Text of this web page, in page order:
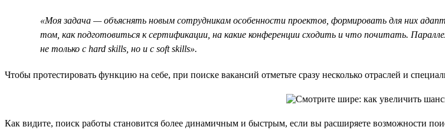
«Моя задача — объяснять новым сотрудникам особенности проектов, формировать для них
том, как подготовиться к сертификации, на какие конференции сходить и что почитать.
не только с hard skills, но и с soft skills».
Чтобы протестировать функцию на себе, при поиске вакансий отметьте сразу несколько отраслей и
Как видите, поиск работы становится более динамичным и быстрым, если вы расширяете возможности